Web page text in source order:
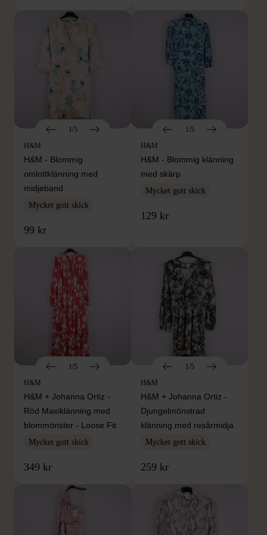
1/5
H&M
H&M - Blommig
omlottklänning med
midjeband
Mycket gott skick
99 kr
1/5
H&M
H&M - Blommig klänning
med skärp
Mycket gott skick
129 kr
1/5
H&M
H&M + Johanna Ortiz -
Röd Maxiklänning med
blommönster - Loose Fit
Mycket gott skick
349 kr
1/5
H&M
H&M + Johanna Ortiz -
Djungelmönstrad
klänning med resårmidja
Mycket gott skick
259 kr